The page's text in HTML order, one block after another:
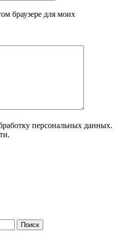
браузере для моих
персональных данных.